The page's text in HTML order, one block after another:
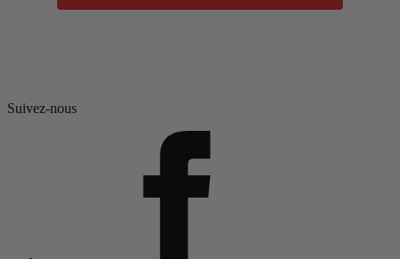
Suivez-nous